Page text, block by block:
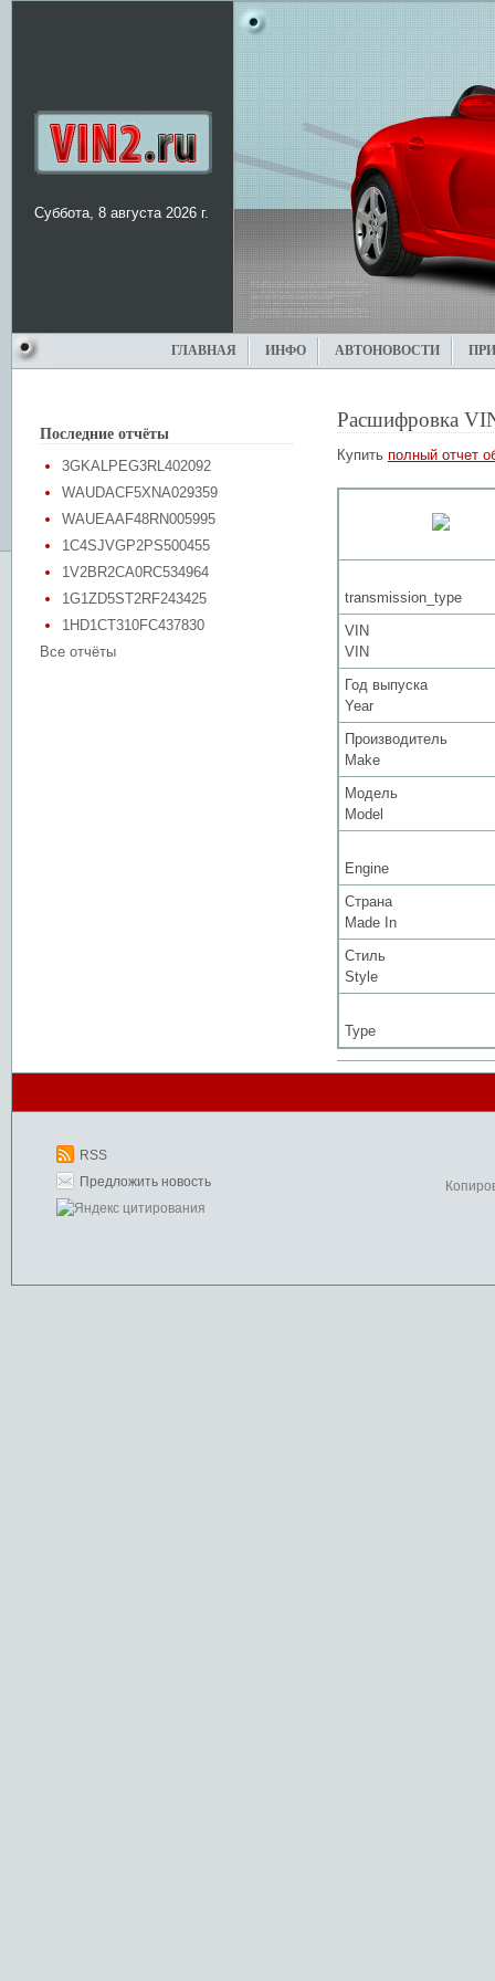
Суббота, 8 августа 2026 г.
ГЛАВНАЯ ИНФО АВТОНОВОСТИ
Последние отчёты
3GKALPEG3RL402092
WAUDACF5XNA029359
WAUEAAF48RN005995
1C4SJVGP2PS500455
1V2BR2CA0RC534964
1G1ZD5ST2RF243425
1HD1CT310FC437830
Все отчёты
Расшифровка
Купить полный отчет
transmission_type
VIN
VIN
Год выпуска
Year
Производитель
Make
Модель
Model
Engine
Страна
Made In
Стиль
Style
Type
RSS
Предложить новость